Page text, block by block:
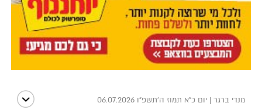
מנדי ברגר | יום כ"א תמוז ה׳תשפ״ו 06.07.2026